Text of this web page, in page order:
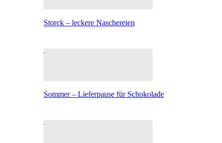
Storck – leckere Naschereien
Sommer – Lieferpause für Schokolade